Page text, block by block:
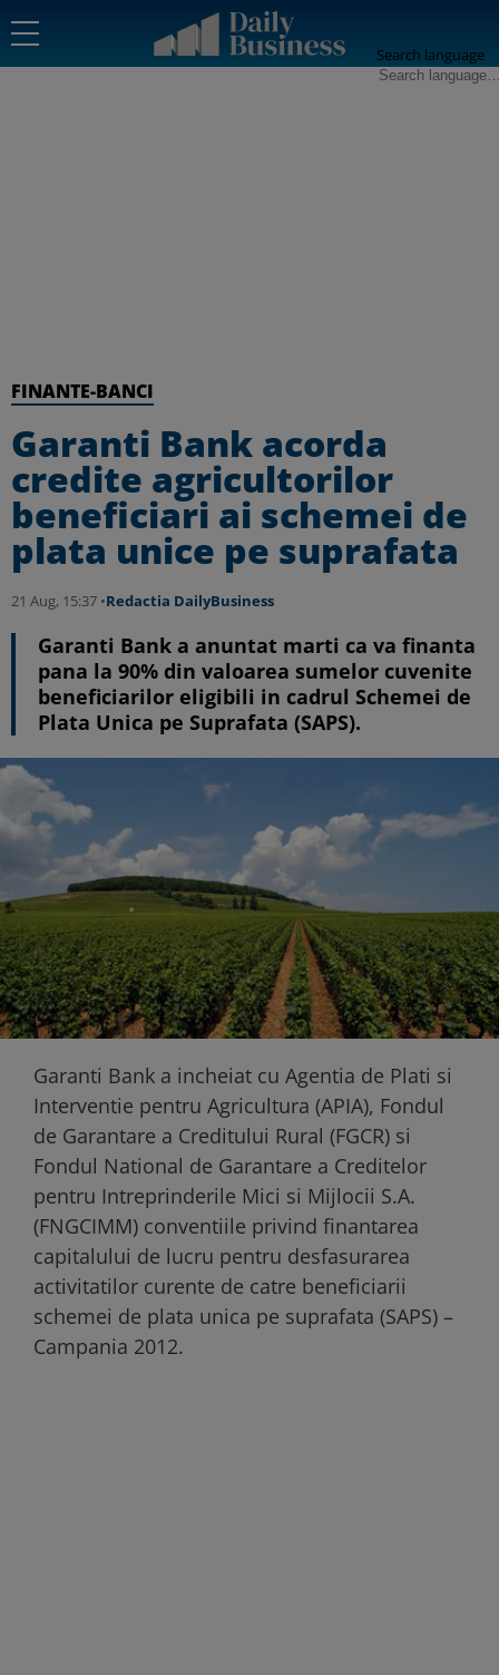
Search language
FINANTE-BANCI
Garanti Bank acorda
credite agricultorilor
beneficiari ai schemei de
plata unice pe suprafata
21 Aug, 15:37 •Redactia DailyBusiness
Garanti Bank a anuntat marti ca va finanta
pana la 90% din valoarea sumelor cuvenite
beneficiarilor eligibili in cadrul Schemei de
Plata Unica pe Suprafata (SAPS).
Garanti Bank a incheiat cu Agentia de Plati si
Interventie pentru Agricultura (APIA), Fondul
de Garantare a Creditului Rural (FGCR) si
Fondul National de Garantare a Creditelor
pentru Intreprinderile Mici si Mijlocii S.A.
(FNGCIMM) conventiile privind finantarea
capitalului de lucru pentru desfasurarea
activitatilor curente de catre beneficiarii
schemei de plata unica pe suprafata (SAPS) –
Campania 2012.